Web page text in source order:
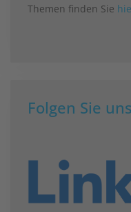
Themen finden Sie
Folgen Sie